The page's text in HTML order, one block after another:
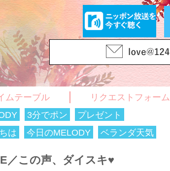
ムテーブル
リクエストフォーム
3分でポン
プレゼント
は 今日のMELODY ベランダ天気
／この声、ダイスキ♥